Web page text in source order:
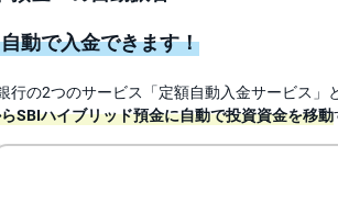
動で入金できます！
行の2つのサービス「定額自動入金サービス
SBIハイブリッド預金に自動で投資資金を移動